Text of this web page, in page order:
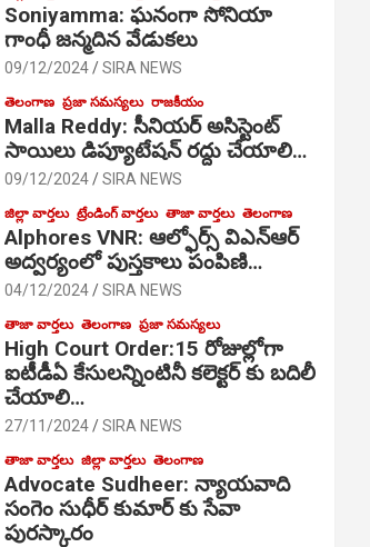
Soniyamma: ఘ‌నంగా సోనియా
గాంధీ జ‌న్మ‌దిన వేడుక‌లు
09/12/2024 SIRA NEWS
తెలంగాణ ప్రజా సమస్యలు రాజకీయం
Malla Reddy: సీనియర్ అసిస్టెంట్
సాయిలు డిప్యూటేషన్ రద్దు చేయాలి…
09/12/2024 SIRA NEWS
జిల్లా వార్తలు ట్రేండింగ్ వార్తలు తాజా వార్తలు తెలంగాణ
Alphores VNR: ఆల్ఫోర్స్ విఎన్ఆర్
అద్వర్యంలో పుస్తకాలు పంపిణి…
04/12/2024 SIRA NEWS
తాజా వార్తలు తెలంగాణ ప్రజా సమస్యలు
High Court Order:15 రోజుల్లోగా
ఐటీడీఏ కేసులన్నింటినీ కలెక్టర్ కు బదిలీ
చేయాలి…
27/11/2024 SIRA NEWS
తాజా వార్తలు జిల్లా వార్తలు తెలంగాణ
Advocate Sudheer: న్యాయవాది
సంగెం సుధీర్ కుమార్ కు సేవా
పురస్కారం